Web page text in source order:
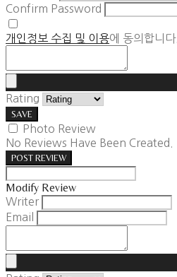
Confirm Password
개인정보 수집 및 이용에 동의합니다.
Rating
SAVE
Photo Review
No Reviews Have Been Created.
POST REVIEW
Modify Review
Writer
Email